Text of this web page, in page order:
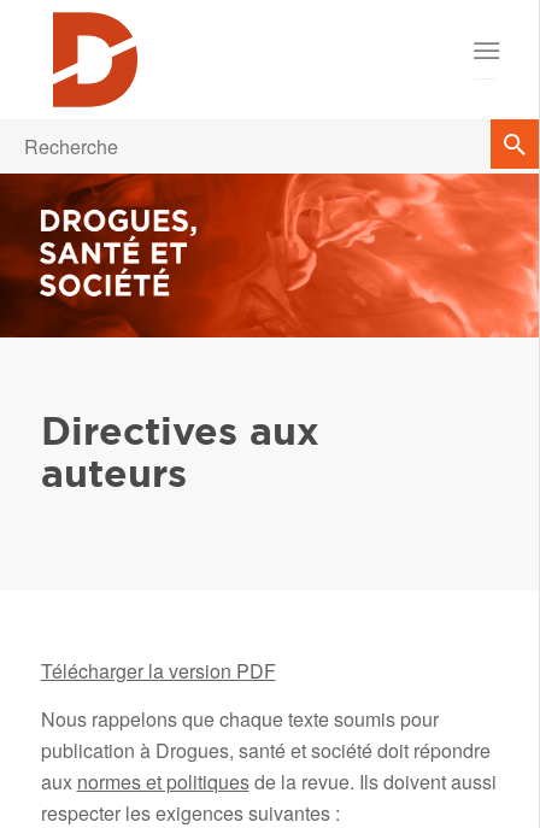
Directives aux
auteurs
Télécharger la version PDF
Nous rappelons que chaque texte soumis pour
publication à Drogues, santé et société doit répondre
aux normes et politiquesde la revue. Ils doivent aussi
respecter les exigences suivantes :